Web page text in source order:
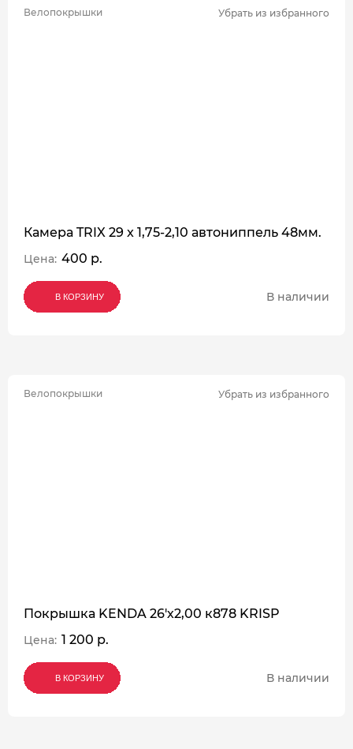
Велопокрышки Убрать из избранного
Камера TRIX 29 x 1,75-2,10 автониппель 48мм.
Цена: 400 р.
В КОРЗИНУ
В КОРЗИНУ
В КОРЗИНУ В наличии
Велопокрышки Убрать из избранного
Покрышка KENDA 26'х2,00 к878 KRISP
Цена: 1 200 р.
В КОРЗИНУ
В КОРЗИНУ
В КОРЗИНУ В наличии